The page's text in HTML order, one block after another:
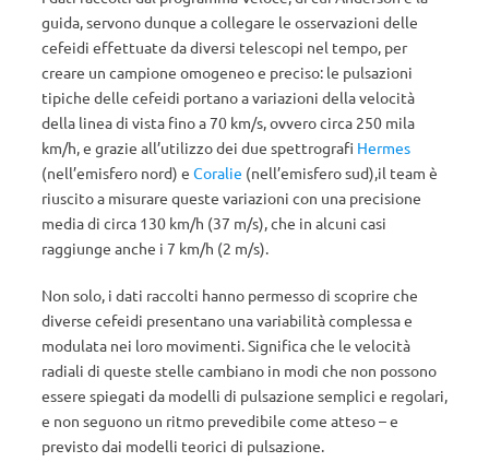
guida, servono dunque a collegare le osservazioni delle
cefeidi effettuate da diversi telescopi nel tempo, per
creare un campione omogeneo e preciso: le pulsazioni
tipiche delle cefeidi portano a variazioni della velocità
della linea di vista fino a 70 km/s, ovvero circa 250 mila
km/h, e grazie all’utilizzo dei due spettrografi Hermes
(nell’emisfero nord) e Coralie (nell’emisfero sud),il team è
riuscito a misurare queste variazioni con una precisione
media di circa 130 km/h (37 m/s), che in alcuni casi
raggiunge anche i 7 km/h (2 m/s).
Non solo, i dati raccolti hanno permesso di scoprire che
diverse cefeidi presentano una variabilità complessa e
modulata nei loro movimenti. Significa che le velocità
radiali di queste stelle cambiano in modi che non possono
essere spiegati da modelli di pulsazione semplici e regolari,
e non seguono un ritmo prevedibile come atteso – e
previsto dai modelli teorici di pulsazione.